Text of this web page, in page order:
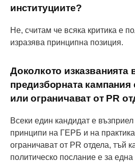
институциите?
Не, считам че всяка критика е
изразява принципна позиция.
Доколкото изказванията
предизборната кампания
или ограничават от PR
Всеки един кандидат е
принципи на ГЕРБ и на
ограничават от PR отдела, тъй
политическо послание е за